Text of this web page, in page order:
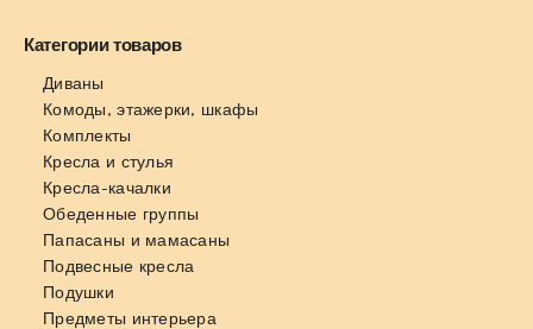
Категории товаров
Диваны
Комоды, этажерки, шкафы
Комплекты
Кресла и стулья
Кресла-качалки
Обеденные группы
Папасаны и мамасаны
Подвесные кресла
Подушки
Предметы интерьера